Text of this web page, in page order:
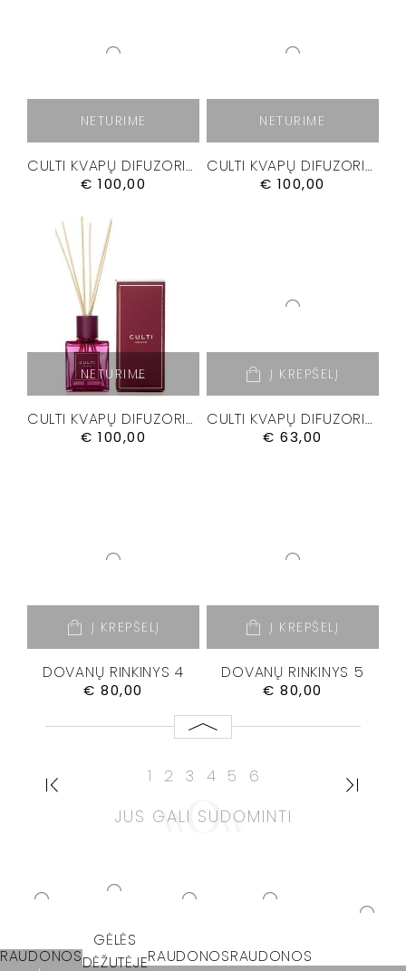
NETURIME
CULTI KVAPŲ DIFUZORIUS “DELICIA” 500 ML.
€ 100,00
NETURIME
CULTI KVAPŲ DIFUZORIUS “GRATIA” 500 ML.
€ 100,00
NETURIME
CULTI KVAPŲ DIFUZORIUS “MALIA” 500 ML.
€ 100,00
Į KREPŠELĮ
CULTI KVAPŲ DIFUZORIUS “MEDITERRANEA” 250ML.
€ 63,00
Į KREPŠELĮ
DOVANŲ RINKINYS 4
€ 80,00
Į KREPŠELĮ
DOVANŲ RINKINYS 5
€ 80,00
1 2 3 4 5 6
JUS GALI SUDOMINTI
RAUDONOS
GĖLĖS
DĖŽUTĖJERAUDONOSRAUDONOS